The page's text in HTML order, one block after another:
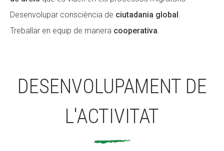
Desenvolupar consciència de ciutadania global.
Treballar en equip de manera cooperativa.
DESENVOLUPAMENT DE
L'ACTIVITAT